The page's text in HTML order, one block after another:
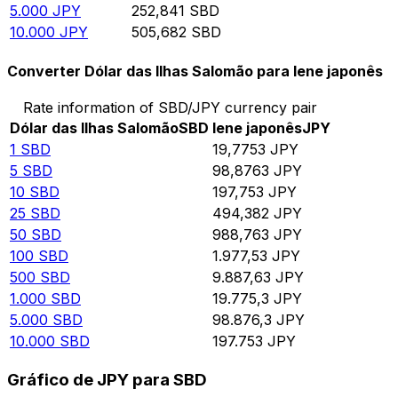
5.000 JPY 252,841 SBD
10.000 JPY 505,682 SBD
Converter Dólar das Ilhas Salomão para Iene japonês
Rate information of SBD/JPY currency pair
Dólar das Ilhas SalomãoSBD Iene japonêsJPY
1 SBD 19,7753 JPY
5 SBD 98,8763 JPY
10 SBD 197,753 JPY
25 SBD 494,382 JPY
50 SBD 988,763 JPY
100 SBD 1.977,53 JPY
500 SBD 9.887,63 JPY
1.000 SBD 19.775,3 JPY
5.000 SBD 98.876,3 JPY
10.000 SBD 197.753 JPY
Gráfico de JPY para SBD